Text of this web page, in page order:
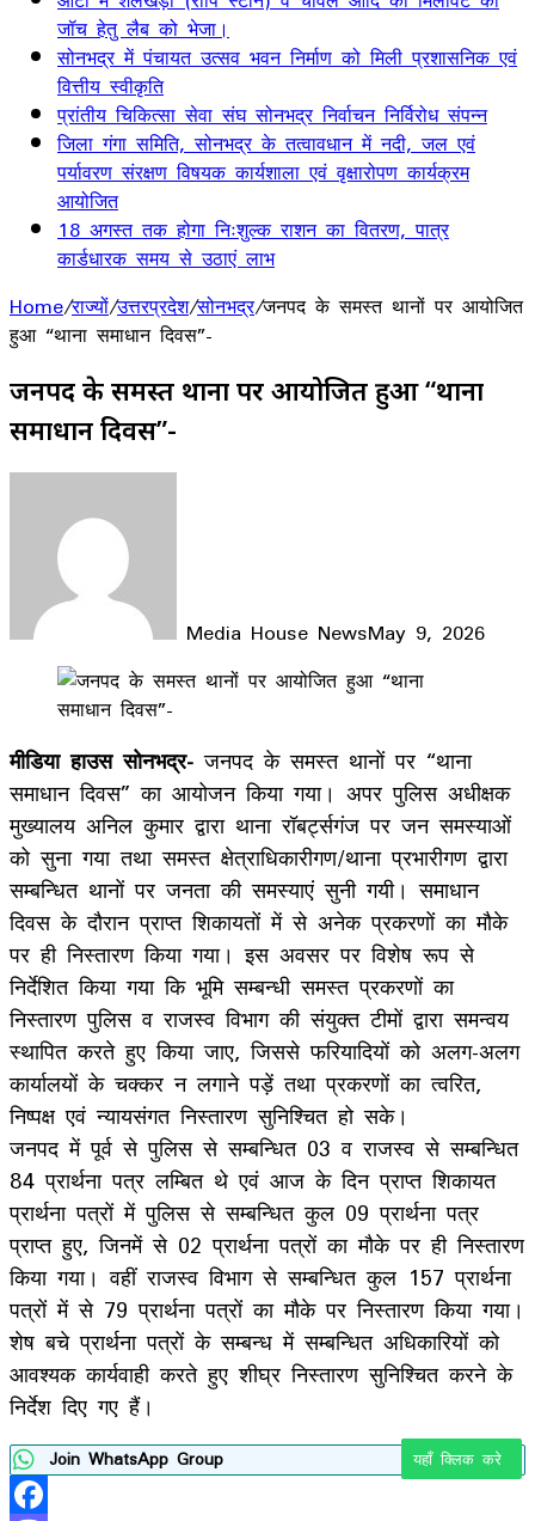
जॉच हेतु लैब को भेजा।
सोनभद्र में पंचायत उत्सव भवन निर्माण को मिली प्रशासनिक एवं
वित्तीय स्वीकृति
प्रांतीय चिकित्सा सेवा संघ सोनभद्र निर्वाचन निर्विरोध संपन्न
जिला गंगा समिति, सोनभद्र के तत्वावधान में नदी, जल एवं
पर्यावरण संरक्षण विषयक कार्यशाला एवं वृक्षारोपण कार्यक्रम
आयोजित
18 अगस्त तक होगा निःशुल्क राशन का वितरण, पात्र
कार्डधारक समय से उठाएं लाभ
Home/राज्यों/उत्तरप्रदेश/सोनभद्र/जनपद के समस्त थानों पर आयोजित
हुआ “थाना समाधान दिवस”-
जनपद के समस्त थानों पर आयोजित हुआ “थाना
समाधान दिवस”-
Media House NewsMay 9, 2026
Facebook
LinkedIn
WhatsApp
Telegram
मीडिया हाउस सोनभद्र- जनपद के समस्त थानों पर “थाना
समाधान दिवस” का आयोजन किया गया। अपर पुलिस अधीक्षक
मुख्यालय अनिल कुमार द्वारा थाना रॉबर्ट्सगंज पर जन समस्याओं
को सुना गया तथा समस्त क्षेत्राधिकारीगण/थाना प्रभारीगण द्वारा
सम्बन्धित थानों पर जनता की समस्याएं सुनी गयी। समाधान
दिवस के दौरान प्राप्त शिकायतों में से अनेक प्रकरणों का मौके
पर ही निस्तारण किया गया। इस अवसर पर विशेष रूप से
निर्देशित किया गया कि भूमि सम्बन्धी समस्त प्रकरणों का
निस्तारण पुलिस व राजस्व विभाग की संयुक्त टीमों द्वारा समन्वय
स्थापित करते हुए किया जाए, जिससे फरियादियों को अलग-अलग
कार्यालयों के चक्कर न लगाने पड़ें तथा प्रकरणों का त्वरित,
निष्पक्ष एवं न्यायसंगत निस्तारण सुनिश्चित हो सके।
जनपद में पूर्व से पुलिस से सम्बन्धित 03 व राजस्व से सम्बन्धित
84 प्रार्थना पत्र लम्बित थे एवं आज के दिन प्राप्त शिकायत
प्रार्थना पत्रों में पुलिस से सम्बन्धित कुल 09 प्रार्थना पत्र
प्राप्त हुए, जिनमें से 02 प्रार्थना पत्रों का मौके पर ही निस्तारण
किया गया। वहीं राजस्व विभाग से सम्बन्धित कुल 157 प्रार्थना
पत्रों में से 79 प्रार्थना पत्रों का मौके पर निस्तारण किया गया।
शेष बचे प्रार्थना पत्रों के सम्बन्ध में सम्बन्धित अधिकारियों को
आवश्यक कार्यवाही करते हुए शीघ्र निस्तारण सुनिश्चित करने के
निर्देश दिए गए हैं।
Join WhatsApp Group यहाँ क्लिक करे